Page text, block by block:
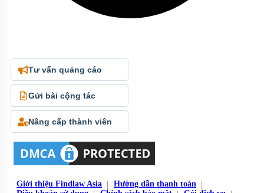
Tư vấn quảng cáo
Gửi bài cộng tác
Nâng cấp thành viên
Giới thiệu Findlaw Asia
Hướng dẫn thanh toán